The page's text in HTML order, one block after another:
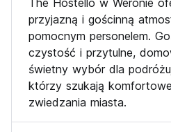
The Hostello w Weronie
przyjazną i gościnną
pomocnym personelem.
czystość i przytulne,
świetny wybór dla
którzy szukają
zwiedzania miasta.